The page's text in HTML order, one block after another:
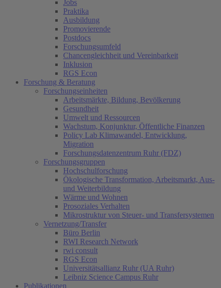
Jobs
Praktika
Ausbildung
Promovierende
Postdocs
Forschungsumfeld
Chancengleichheit und Vereinbarkeit
Inklusion
RGS Econ
Forschung & Beratung
Forschungseinheiten
Arbeitsmärkte, Bildung, Bevölkerung
Gesundheit
Umwelt und Ressourcen
Wachstum, Konjunktur, Öffentliche Finanzen
Policy Lab Klimawandel, Entwicklung,
Migration
Forschungsdatenzentrum Ruhr (FDZ)
Forschungsgruppen
Hochschulforschung
Ökologische Transformation, Arbeitsmarkt, Aus-
und Weiterbildung
Wärme und Wohnen
Prosoziales Verhalten
Mikrostruktur von Steuer- und Transfersystemen
Vernetzung/Transfer
Büro Berlin
RWI Research Network
rwi consult
RGS Econ
Universitätsallianz Ruhr (UA Ruhr)
Leibniz Science Campus Ruhr
Publikationen